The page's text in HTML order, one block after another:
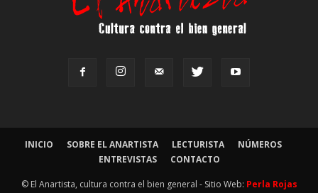
INICIO SOBRE EL ANARTISTA LECTURISTA
NÚMEROS
ENTREVISTAS
CONTACTO
© El Anartista, cultura contra el bien general - Sitio Web: Perla Rojas